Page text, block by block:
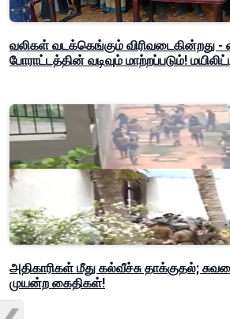
வலிகள் வடக்கெங்கும் விரிவடைகின்றது -
போராட்டத்தின் வடிவும் மாற்றப்படும்!
அதிகாரிகள் மீது கல்வீச்சு தாக்குதல்;
முயன்ற கைதிகள்!